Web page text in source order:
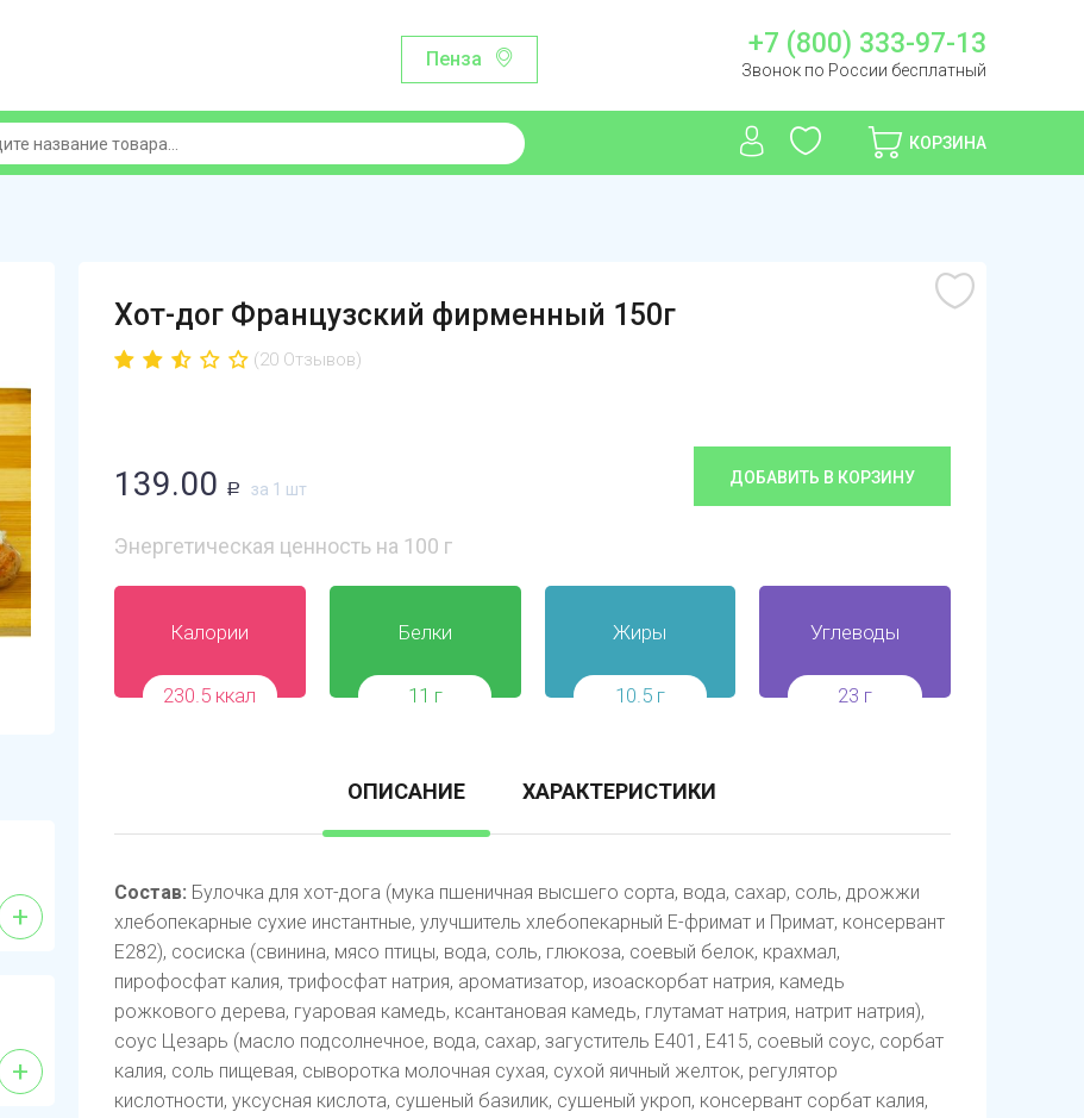
Пенза +7 (800) 333-97-13
Звонок по России бесплатный
КОРЗИНА
+
+
Хот-дог Французский фирменный 150г
(20 Отзывов)
139.00 Р за 1 шт
ДОБАВИТЬ В КОРЗИНУ
Энергетическая ценность на 100 г
Калории
230.5 ккал
Белки
11 г
Жиры
10.5 г
Углеводы
23 г
ОПИСАНИЕ ХАРАКТЕРИСТИКИ
Состав: Булочка для хот-дога (мука пшеничная высшего сорта, вода, сахар, соль, дрожжи
хлебопекарные сухие инстантные, улучшитель хлебопекарный Е-фримат и Примат, консервант
Е282), сосиска (свинина, мясо птицы, вода, соль, глюкоза, соевый белок, крахмал,
пирофосфат калия, трифосфат натрия, ароматизатор, изоаскорбат натрия, камедь
рожкового дерева, гуаровая камедь, ксантановая камедь, глутамат натрия, натрит натрия),
соус Цезарь (масло подсолнечное, вода, сахар, загуститель Е401, Е415, соевый соус, сорбат
калия, соль пищевая, сыворотка молочная сухая, сухой яичный желток, регулятор
кислотности, уксусная кислота, сушеный базилик, сушеный укроп, консервант сорбат калия,